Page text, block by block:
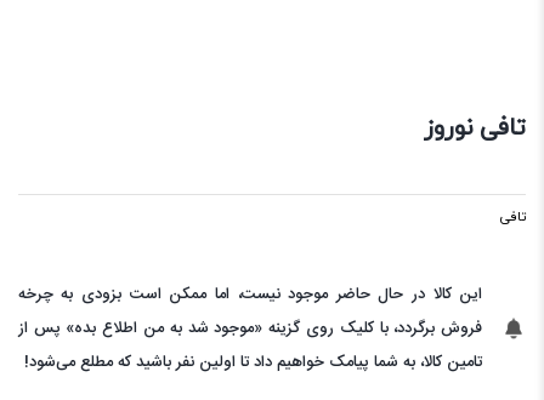
تافی نوروز
تافی
این کالا در حال حاضر موجود نیست، اما ممکن است بزودی به چرخه
فروش برگردد، با کلیک روی گزینه «موجود شد به من اطلاع بده» پس از
تامین کالا، به شما پیامک خواهیم داد تا اولین نفر باشید که مطلع می‌شود!